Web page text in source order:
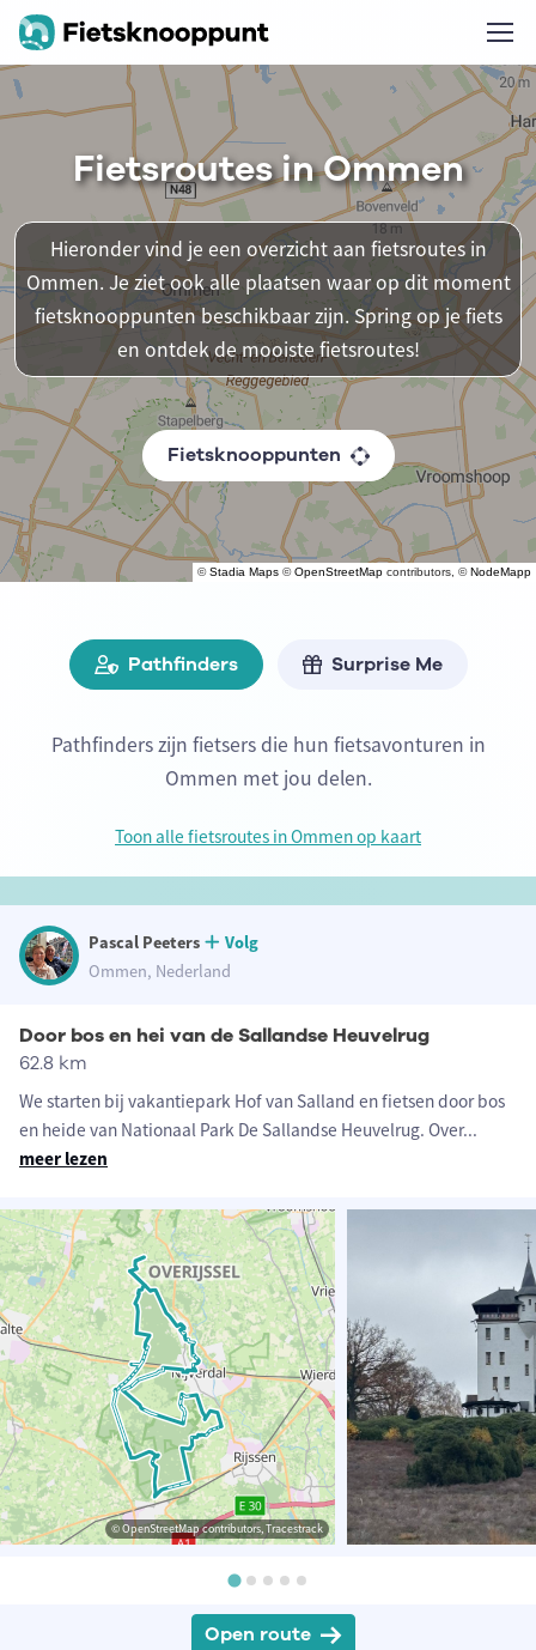
©Stadia Maps ©OpenStreetMap contributors, ©NodeMapp
Fietsroutes in Ommen
Hieronder vind je een overzicht aan fietsroutes in
Ommen. Je ziet ook alle plaatsen waar op dit moment
fietsknooppunten beschikbaar zijn. Spring op je fiets
en ontdek de mooiste fietsroutes!
Fietsknooppunten
Pathfinders Surprise Me
Pathfinders zijn fietsers die hun fietsavonturen in
Ommen met jou delen.
Toon alle fietsroutes in Ommen op kaart
Pascal Peeters
Volg
Ommen, Nederland
Door bos en hei van de Sallandse Heuvelrug
62.8 km
We starten bij vakantiepark Hof van Salland en fietsen door bos
en heide van Nationaal Park De Sallandse Heuvelrug. Over...
meer lezen
© OpenStreetMap contributors, Tracestrack
Open route